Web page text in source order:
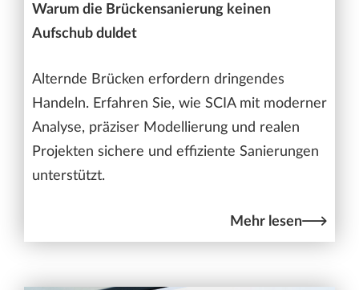
Warum die Brückensanierung keinen
Aufschub duldet
Alternde Brücken erfordern dringendes
Handeln. Erfahren Sie, wie SCIA mit moderner
Analyse, präziser Modellierung und realen
Projekten sichere und effiziente Sanierungen
unterstützt.
Mehr lesen